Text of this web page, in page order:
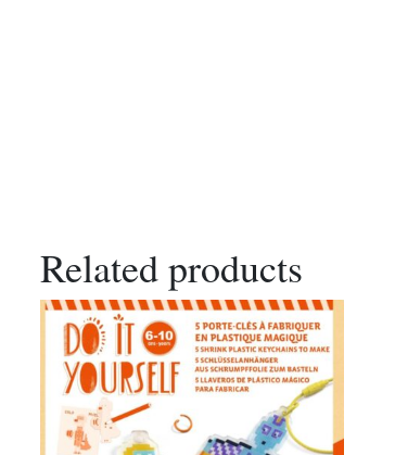
Related products